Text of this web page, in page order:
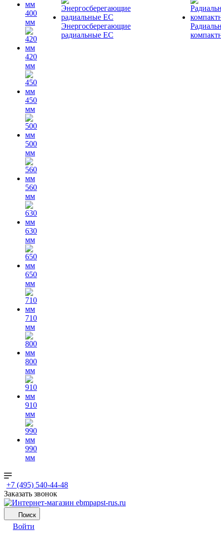
400
мм
420
мм
450
мм
500
мм
560
мм
630
мм
650
мм
710
мм
800
мм
910
мм
990
мм
Энергосберегающие
радиальные EC
+7 (495) 540-44-48
Заказать звонок
Поиск
Войти